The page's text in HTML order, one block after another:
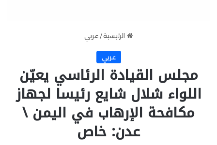
الرئيسية/ عربي
عربي
مجلس القيادة الرئاسي يعيّن
اللواء شلال شايع رئيسا لجهاز
مكافحة الإرهاب في اليمن \
عدن: خاص